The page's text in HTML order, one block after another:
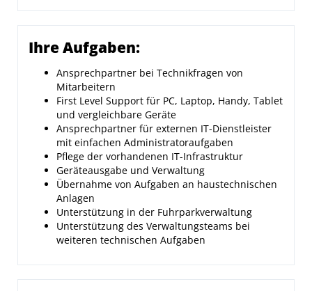
Ihre Aufgaben:
Ansprechpartner bei Technikfragen von
Mitarbeitern
First Level Support für PC, Laptop, Handy, Tablet
und vergleichbare Geräte
Ansprechpartner für externen IT-Dienstleister
mit einfachen Administratoraufgaben
Pflege der vorhandenen IT-Infrastruktur
Geräteausgabe und Verwaltung
Übernahme von Aufgaben an haustechnischen
Anlagen
Unterstützung in der Fuhrparkverwaltung
Unterstützung des Verwaltungsteams bei
weiteren technischen Aufgaben